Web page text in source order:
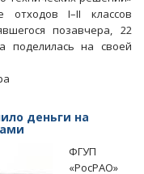
отходов I–II классов
позавчера, 22
поделилась на своей
деньги на
ФГУП
«РосРАО»